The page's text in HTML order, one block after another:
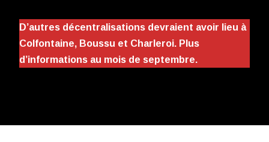
D’autres décentralisations devraient avoir lieu à
Colfontaine, Boussu et Charleroi. Plus
d’informations au mois de septembre.